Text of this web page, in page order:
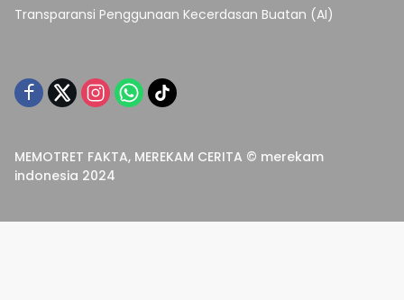
Transparansi Penggunaan Kecerdasan Buatan (AI)
MEMOTRET FAKTA, MEREKAM CERITA © merekam
indonesia 2024